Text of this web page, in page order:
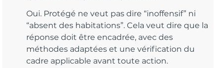
Oui. Protégé ne veut pas dire “inoffensif” ni
“absent des habitations”. Cela veut dire que la
réponse doit être encadrée, avec des
méthodes adaptées et une vérification du
cadre applicable avant toute action.